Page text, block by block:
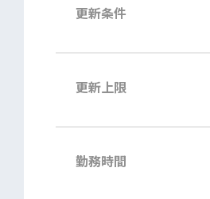
更新条件
更新上限
勤務時間